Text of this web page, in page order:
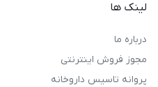
لینک ها
درباره ما
مجوز فروش اینترنتی
پروانه تاسیس داروخانه